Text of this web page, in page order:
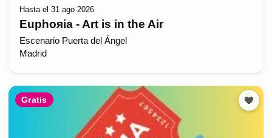
Hasta el 31 ago 2026
Euphoяia - Art is in the Air
Escenario Puerta del Ángel
Madrid
Gratis